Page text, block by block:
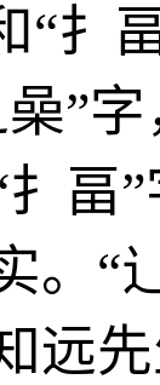
“扌
”
畐
。“
远